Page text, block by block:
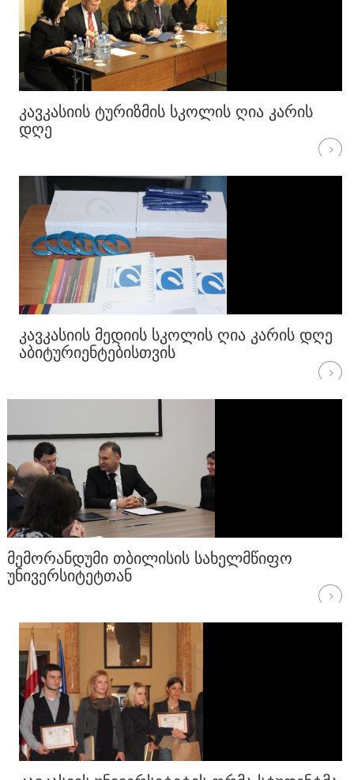
ᲙᲐᲕᲙᲐᲡᲘᲘᲡ ᲢᲣᲠᲘᲖᲛᲘᲡ ᲡᲙᲝᲚᲘᲡ ᲦᲘᲐ ᲙᲐᲠᲘᲡ
ᲓᲦᲔ
ᲙᲐᲕᲙᲐᲡᲘᲘᲡ ᲛᲔᲓᲘᲘᲡ ᲡᲙᲝᲚᲘᲡ ᲦᲘᲐ ᲙᲐᲠᲘᲡ ᲓᲦᲔ
ᲐᲑᲘᲢᲣᲠᲘᲔᲜᲢᲔᲑᲘᲡᲗᲕᲘᲡ
ᲛᲔᲛᲝᲠᲐᲜᲓᲣᲛᲘ ᲗᲑᲘᲚᲘᲡᲘᲡ ᲡᲐᲮᲔᲚᲛᲬᲘᲤᲝ
ᲣᲜᲘᲕᲔᲠᲡᲘᲢᲔᲢᲗᲐᲜ